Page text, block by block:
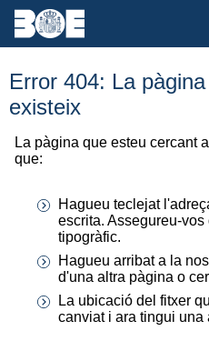
Error 404: La
existeix
La pàgina que esteu cercant a
que:
Hagueu teclejat
escrita. Assegureu-
tipogràfic.
Hagueu arribat a la
d'una altra pàgina o
La ubicació del fitxer
canviat i ara tingui una